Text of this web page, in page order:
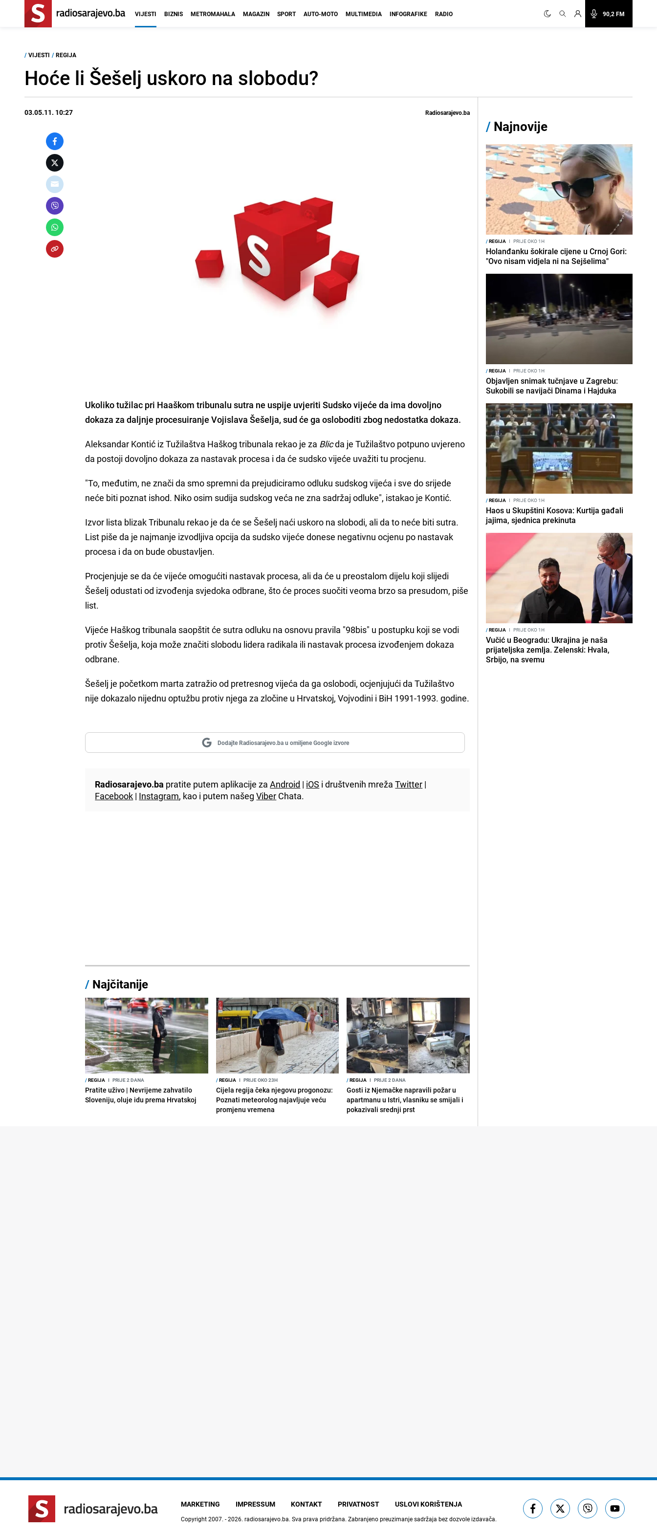
90,2 FM
VIJESTI BIZNIS METROMAHALA MAGAZIN SPORT AUTO-MOTO MULTIMEDIA INFOGRAFIKE RADIO
/ VIJESTI / REGIJA
Hoće li Šešelj uskoro na slobodu?
03.05.11. 10:27 Radiosarajevo.ba
Ukoliko tužilac pri Haaškom tribunalu sutra ne uspije uvjeriti Sudsko vijeće da ima dovoljno
dokaza za daljnje procesuiranje Vojislava Šešelja, sud će ga osloboditi zbog nedostatka dokaza.
Aleksandar Kontić iz Tužilaštva Haškog tribunala rekao je za Blicda je Tužilaštvo potpuno uvjereno
da postoji dovoljno dokaza za nastavak procesa i da će sudsko vijeće uvažiti tu procjenu.
"To, međutim, ne znači da smo spremni da prejudiciramo odluku sudskog vijeća i sve do srijede
neće biti poznat ishod. Niko osim sudija sudskog veća ne zna sadržaj odluke", istakao je Kontić.
Izvor lista blizak Tribunalu rekao je da će se Šešelj naći uskoro na slobodi, ali da to neće biti sutra.
List piše da je najmanje izvodljiva opcija da sudsko vijeće donese negativnu ocjenu po nastavak
procesa i da on bude obustavljen.
Procjenjuje se da će vijeće omogućiti nastavak procesa, ali da će u preostalom dijelu koji slijedi
Šešelj odustati od izvođenja svjedoka odbrane, što će proces suočiti veoma brzo sa presudom, piše
list.
Vijeće Haškog tribunala saopštit će sutra odluku na osnovu pravila "98bis" u postupku koji se vodi
protiv Šešelja, koja može značiti slobodu lidera radikala ili nastavak procesa izvođenjem dokaza
odbrane.
Šešelj je početkom marta zatražio od pretresnog vijeća da ga oslobodi, ocjenjujući da Tužilaštvo
nije dokazalo nijednu optužbu protiv njega za zločine u Hrvatskoj, Vojvodini i BiH 1991-1993. godine.
Dodajte Radiosarajevo.ba u omiljene Google izvore
Radiosarajevo.ba pratite putem aplikacije zaAndroid | iOS i društvenih mrežaTwitter |
Facebook | Instagram, kao i putem našegViber Chata.
/ Najčitanije
/REGIJA I PRIJE 2 DANA
Pratite uživo | Nevrijeme zahvatilo
Sloveniju, oluje idu prema Hrvatskoj
/REGIJA I PRIJE OKO 23H
Cijela regija čeka njegovu progonozu:
Poznati meteorolog najavljuje veću
promjenu vremena
/REGIJA I PRIJE 2 DANA
Gosti iz Njemačke napravili požar u
apartmanu u Istri, vlasniku se smijali i
pokazivali srednji prst
/ Najnovije
/REGIJA I PRIJE OKO 1H
Holanđanku šokirale cijene u Crnoj Gori:
"Ovo nisam vidjela ni na Sejšelima"
/REGIJA I PRIJE OKO 1H
Objavljen snimak tučnjave u Zagrebu:
Sukobili se navijači Dinama i Hajduka
/REGIJA I PRIJE OKO 1H
Haos u Skupštini Kosova: Kurtija gađali
jajima, sjednica prekinuta
/REGIJA I PRIJE OKO 1H
Vučić u Beogradu: Ukrajina je naša
prijateljska zemlja. Zelenski: Hvala,
Srbijo, na svemu
MARKETING IMPRESSUM KONTAKT PRIVATNOST USLOVI KORIŠTENJA
Copyright 2007. - 2026. radiosarajevo.ba. Sva prava pridržana. Zabranjeno preuzimanje sadržaja bez dozvole izdavača.